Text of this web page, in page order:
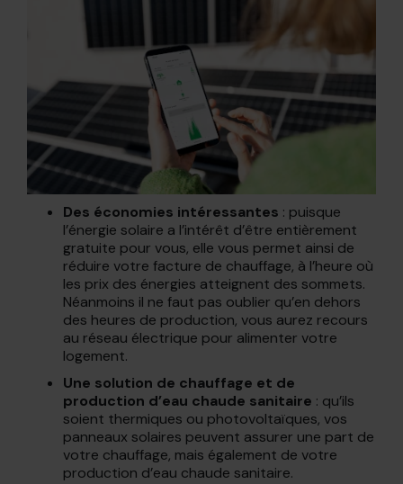
Des économies intéressantes : puisque
l’énergie solaire a l’intérêt d’être entièrement
gratuite pour vous, elle vous permet ainsi de
réduire votre facture de chauffage, à l’heure où
les prix des énergies atteignent des sommets.
Néanmoins il ne faut pas oublier qu’en dehors
des heures de production, vous aurez recours
au réseau électrique pour alimenter votre
logement.
Une solution de chauffage et de
production d’eau chaude sanitaire : qu’ils
soient thermiques ou photovoltaïques, vos
panneaux solaires peuvent assurer une part de
votre chauffage, mais également de votre
production d’eau chaude sanitaire.